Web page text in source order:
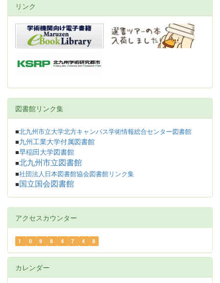
リンク
図書館リンク集
■北九州市立大学北方キャンパス学術情報総合センター図書館
■九州工業大学付属図書館
■早稲田大学図書館
■北九州市立図書館
■社団法人日本図書館協会図書館リンク集
■ 国立国会図書館
アクセスカウンター
1 0 9 8 4 7 4 8
カレンダー